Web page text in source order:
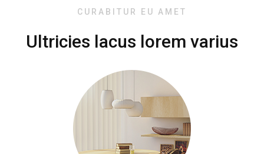
CURABITUR EU AMET
Ultricies lacus lorem varius